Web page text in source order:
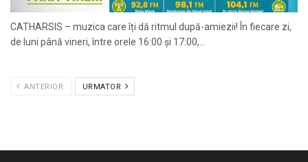
CATHARSIS – muzica care îți dă ritmul după-amiezii! În fiecare zi,
de luni până vineri, între orele 16:00 și 17:00,...
ANTERIOR URMATOR